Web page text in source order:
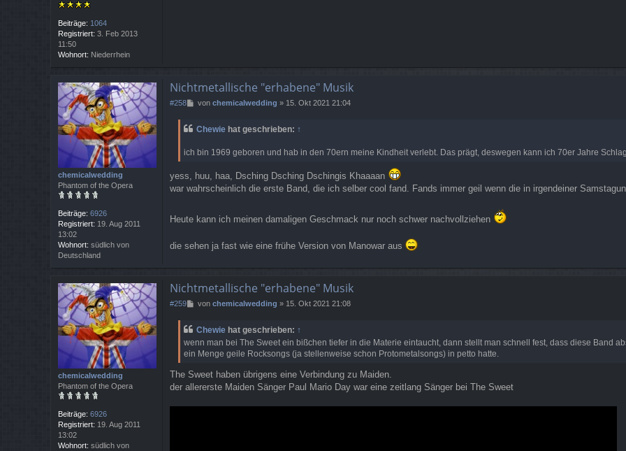
v
n
e
b
e
c
-
w
e
e
k
e
n
a
r
o
r
8
9
Beiträge: 1064
Registriert: 3. Feb 2013
11:50
Wohnort: Niederrhein
chemicalwedding
Phantom of the Opera
Beiträge: 6926
Registriert: 19. Aug 2011
13:02
Wohnort: südlich von
Deutschland
Nichtmetallische "erhabene" Musik
#258
B
a
von chemicalwedding » 15. Okt 2021 21:04
Chewie hat geschrieben: ↑
ich bin 1969 geboren und hab in den 70ern meine Kindheit verlebt. Das prägt, deswegen kann ich 70er Jahre
yess, huu, haa, Dsching Dsching Dschingis Khaaaan
war wahrscheinlich die erste Band, die ich selber cool fand. Fands immer geil wenn die in irgendeiner
Heute kann ich meinen damaligen Geschmack nur noch schwer nachvollziehen
die sehen ja fast wie eine frühe Version von Manowar aus
chemicalwedding
Phantom of the Opera
Beiträge: 6926
Registriert: 19. Aug 2011
13:02
Wohnort: südlich von
Nichtmetallische "erhabene" Musik
#259
B
r
a
von chemicalwedding » 15. Okt 2021 21:08
Chewie hat geschrieben: ↑
wenn man bei The Sweet ein bißchen tiefer in die Materie eintaucht, dann stellt man schnell fest, dass diese Band
ein Menge geile Rocksongs (ja stellenweise schon Protometalsongs) in petto hatte.
The Sweet haben übrigens eine Verbindung zu Maiden.
der allererste Maiden Sänger Paul Mario Day war eine zeitlang Sänger bei The Sweet